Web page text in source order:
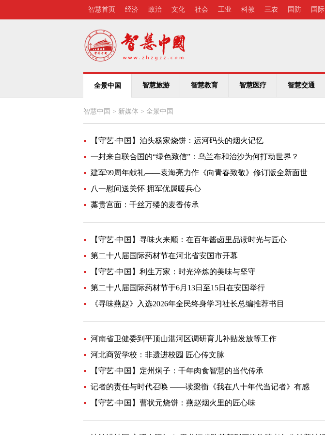
智慧首页 经济 政治 文化 社会 工业 科教 三农 国防 国际
全景中国 智慧旅游 智慧教育 智慧医疗 智慧交通
智慧中国 > 新媒体 > 全景中国
【守艺·中国】泊头杨家烧饼：运河码头的烟火记忆
一封来自联合国的“绿色致信”：乌兰布和治沙为何打动世界？
建军99周年献礼——袁海亮力作《向青春致敬》修订版全新面世
八一慰问送关怀 拥军优属暖兵心
藁贵宫面：千丝万缕的麦香传承
【守艺·中国】寻味火来顺：在百年酱卤里品读时光与匠心
第二十八届国际药材节在河北省安国市开幕
【守艺·中国】利生万家：时光淬炼的美味与坚守
第二十八届国际药材节于6月13日至15日在安国举行
《寻味燕赵》入选2026年全民终身学习社长总编推荐书目
河南省卫健委到平顶山湛河区调研育儿补贴发放等工作
河北商贸学校：非遗进校园 匠心传文脉
【守艺·中国】定州焖子：千年肉食智慧的当代传承
记者的责任与时代召唤 ——读梁衡《我在八十年代当记者》有感
【守艺·中国】曹状元烧饼：燕赵烟火里的匠心味